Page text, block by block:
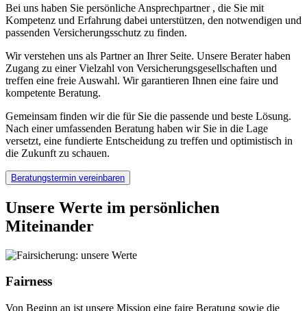
Bei uns haben Sie persönliche Ansprechpartner , die Sie mit
Kompetenz und Erfahrung dabei unterstützen, den notwendigen und
passenden Versicherungsschutz zu finden.
Wir verstehen uns als Partner an Ihrer Seite. Unsere Berater haben
Zugang zu einer Vielzahl von Versicherungsgesellschaften und
treffen eine freie Auswahl. Wir garantieren Ihnen eine faire und
kompetente Beratung.
Gemeinsam finden wir die für Sie die passende und beste Lösung.
Nach einer umfassenden Beratung haben wir Sie in die Lage
versetzt, eine fundierte Entscheidung zu treffen und optimistisch in
die Zukunft zu schauen.
Beratungstermin vereinbaren
Unsere Werte im persönlichen
Miteinander
Fairness
Von Beginn an ist unsere Mission eine faire Beratung sowie die